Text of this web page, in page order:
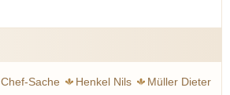
Chef-Sache Henkel Nils
Müller Dieter